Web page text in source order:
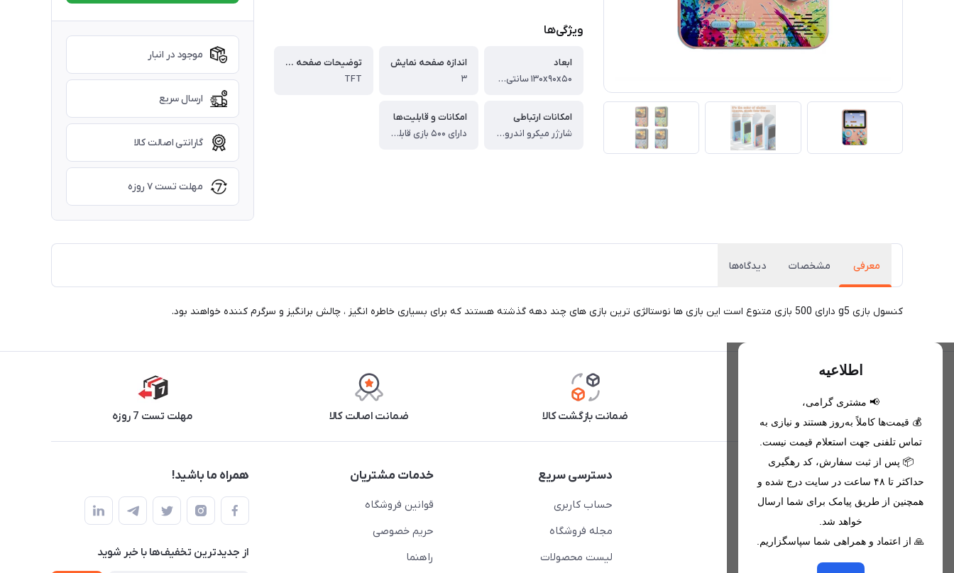
ویژگی‌ها
ابعاد
۱۳۰x۹۰x۵۰ سانتی‌متر
اندازه صفحه نمایش
۳
توضیحات صفحه نمایش
TFT
امکانات ارتباطی
شارژر میکرو اندروید کابل AV به تلویزیون
امکانات و قابلیت‌ها
دارای ۵۰۰ بازی قابلیت استفاده مداوم تا ۴ ساعت اتصال به تلویزیون از طریق کابل AV باتری لیتیوم قابل شارژ
موجود در انبار
ارسال سریع
گارانتی اصالت کالا
مهلت تست ۷ روزه
معرفی مشخصات دیدگاه‌ها
کنسول بازی g5 دارای 500 بازی متنوع است این بازی ها نوستالژی ترین بازی های چند دهه گذشته هستند که برای بسیاری خاطره انگیز ، چالش برانگیز و سرگرم کننده خواهند بود.
اطلاعیه
📢 مشتری گرامی،
💰 قیمت‌ها کاملاً به‌روز هستند و نیازی به
تماس تلفنی جهت استعلام قیمت نیست.
📦 پس از ثبت سفارش، کد رهگیری
حداکثر تا ۴۸ ساعت در سایت درج شده و
همچنین از طریق پیامک برای شما ارسال
خواهد شد.
🙏 از اعتماد و همراهی شما سپاسگزاریم.
تحویل اکسپرس(با هماهنگی) ضمانت بازگشت کالا ضمانت اصالت کالا مهلت تست 7 روزه
اطلاعات تماس
09221680256 - 09373782289
nikanmobstore@gmail.com
دسترسی سریع
حساب کاربری
مجله فروشگاه
لیست محصولات
خدمات مشتریان
قوانین فروشگاه
حریم خصوصی
راهنما
همراه ما باشید!
از جدید‌ترین تخفیف‌ها با‌ خبر شوید